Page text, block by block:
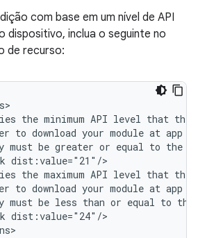
com base em um nível de API
dispositivo, inclua o seguinte no
de recurso:
the minimum API level that the
to download your module at app
must be greater or equal to the
the maximum API level that the
to download your module at app
must be less than or equal to the
dist:value="24"/>